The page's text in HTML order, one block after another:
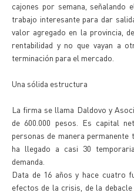
cajones por semana,
trabajo interesante para dar
valor agregado en la provincia,
rentabilidad y no que vayan a
terminación para el mercado.
Una sólida estructura
La firma se llama Daldovo y
de 600.000 pesos. Es capital
personas de manera permanente
ha llegado a casi 30
demanda.
Data de 16 años y hace cuatro
efectos de la crisis, de la